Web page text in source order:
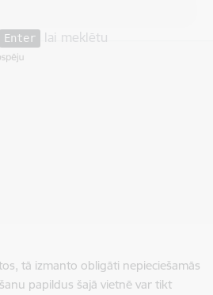
Enter lai meklētu
tā izmanto obligāti nepieciešamās
papildus šajā vietnē var tikt